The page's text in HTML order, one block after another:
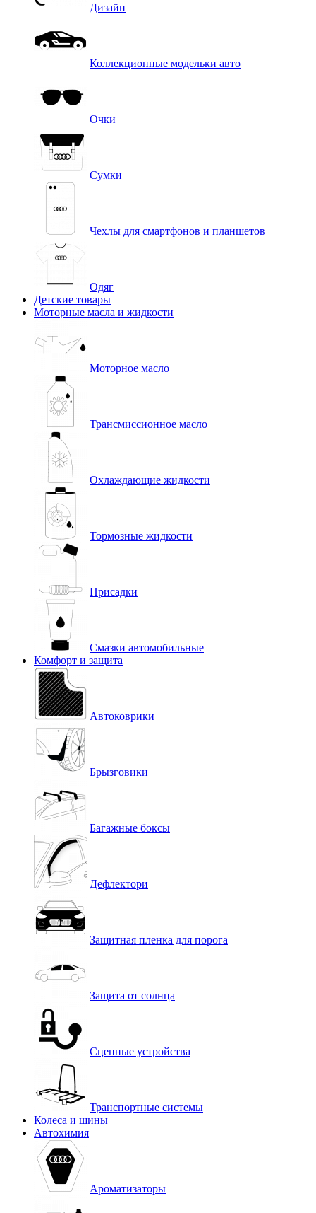
Дизайн
Коллекционные модельки авто
Очки
Сумки
Чехлы для смартфонов и планшетов
Одяг
Детские товары
Моторные масла и жидкости
Моторное масло
Трансмиссионное масло
Охлаждающие жидкости
Тормозные жидкости
Присадки
Смазки автомобильные
Комфорт и защита
Автоковрики
Брызговики
Багажные боксы
Дефлектори
Защитная пленка для порога
Защита от солнца
Сцепные устройства
Транспортные системы
Колеса и шины
Автохимия
Ароматизаторы